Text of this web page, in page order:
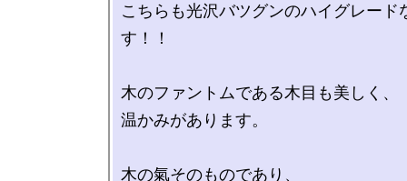
こちらも光沢バツグンのハイグレード
す！！
木のファントムである木目も美しく、
温かみがあります。
木の氣そのものであり、